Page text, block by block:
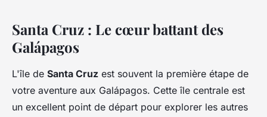
Santa Cruz : Le cœur battant des
Galápagos
L'île de Santa Cruz est souvent la première étape de
votre aventure aux Galápagos. Cette île centrale est
un excellent point de départ pour explorer les autres